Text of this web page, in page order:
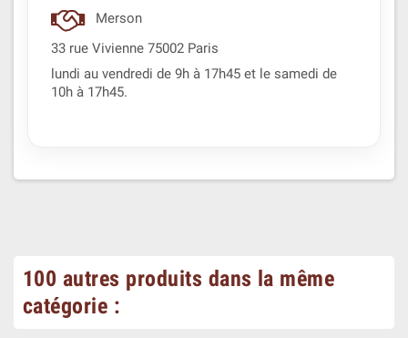
Merson
33 rue Vivienne 75002 Paris
lundi au vendredi de 9h à 17h45 et le samedi de
10h à 17h45.
100 autres produits dans la même
catégorie :